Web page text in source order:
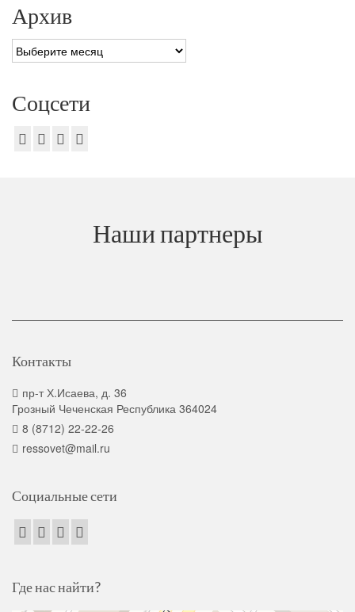
Архив
Архив
Соцсети
Наши партнеры
Контакты
пр-т Х.Исаева, д. 36
Грозный Чеченская Республика 364024
8 (8712) 22-22-26
ressovet@mail.ru
Социальные сети
Где нас найти?